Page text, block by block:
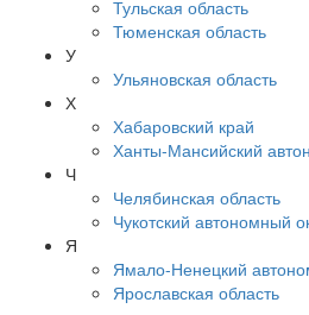
Тульская область
Тюменская область
У
Ульяновская область
Х
Хабаровский край
Ханты-Мансийский
Ч
Челябинская область
Чукотский автономный
Я
Ямало-Ненецкий
Ярославская область